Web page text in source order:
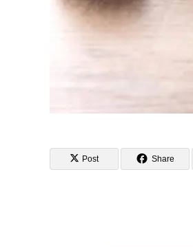
Post Share